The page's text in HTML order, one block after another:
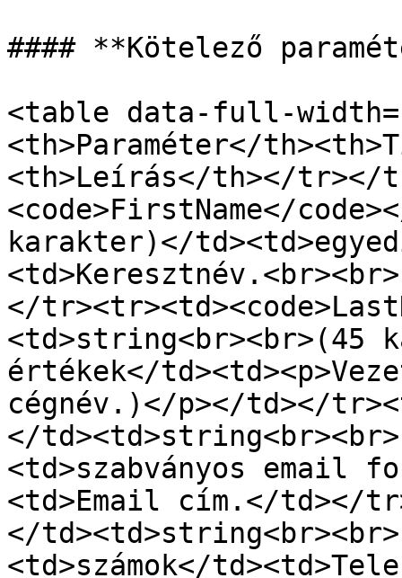
#### **Kötelező
<table data-full-
<th>Paraméter</
<th>Leírás</th></tr></
<code>FirstName</
karakter)</
</
<td>string<br><br>(45
értékek</
cégnév.)</p></td></
</
<td>szabványos email
<td>Email cím.</td></
</
<td>számok</